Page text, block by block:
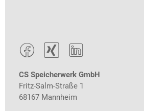
  
CS Speicherwerk GmbH
Fritz-Salm-Straße 1
68167 Mannheim